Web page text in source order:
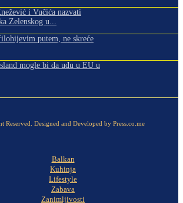
i Vučića nazvati
Zelenskog u...
putem, ne skreće
mogle bi da uđu u EU u
Reserved. Designed and Developed by Press.co.me
Balkan
Kuhinja
Lifestyle
Zabava
Zanimljivosti